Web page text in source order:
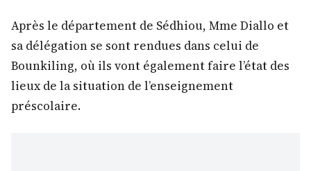
Après le département de Sédhiou, Mme Diallo et
sa délégation se sont rendues dans celui de
Bounkiling, où ils vont également faire l’état des
lieux de la situation de l’enseignement
préscolaire.